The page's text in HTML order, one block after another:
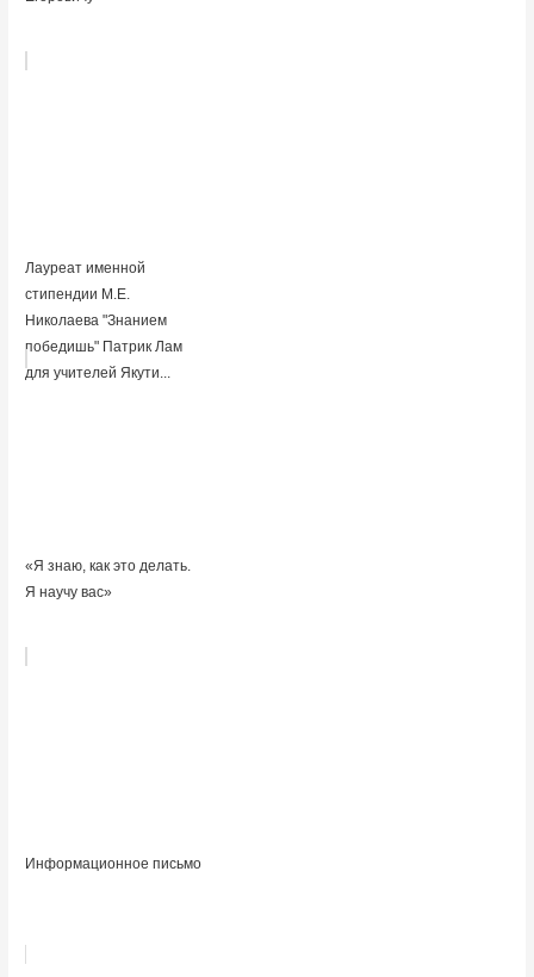
Лауреат именной
стипендии М.Е.
Николаева "Знанием
победишь" Патрик Лам
для учителей Якути...
«Я знаю, как это делать.
Я научу вас»
Информационное письмо